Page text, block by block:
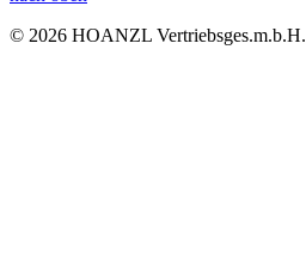
© 2026 HOANZL Vertriebsges.m.b.H.